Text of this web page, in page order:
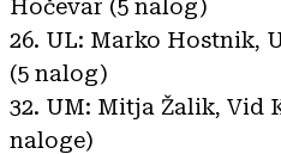
Hočevar (5 nalog)
26. UL: Marko Hostnik,
(5 nalog)
32. UM: Mitja Žalik, Vid
naloge)